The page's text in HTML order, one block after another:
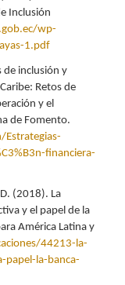
Inclusión
wp-
1.pdf
de inclusión y
Retos de
y el
de Fomento.
financiera-
(2018). La
y el papel de la
América Latina y
44213-la-
papel-la-banca-